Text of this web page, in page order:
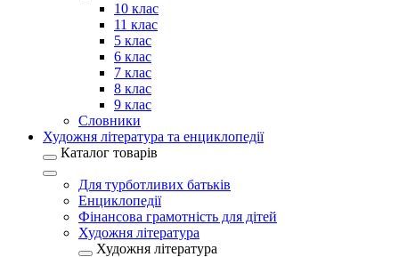
10 клас
11 клас
5 клас
6 клас
7 клас
8 клас
9 клас
Словники
Художня література та енциклопедії
Каталог товарів
Для турботливих батьків
Енциклопедії
Фінансова грамотність для дітей
Художня література
Художня література